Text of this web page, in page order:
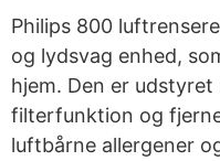
Philips 800
og lydsvag enhed,
hjem. Den er
filterfunktion og
luftbårne allergener